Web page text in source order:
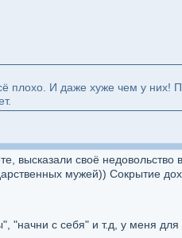
плохо. И даже хуже чем у них!
высказали своё недовольство
мужей)) Сокрытие
"начни с себя" и т.д, у меня для